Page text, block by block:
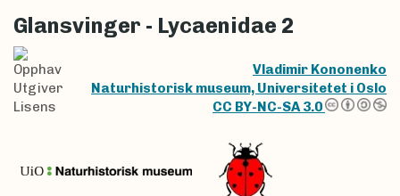
Glansvinger - Lycaenidae 2
Opphav
Vladimir Kononenko
Utgiver
Naturhistorisk museum, Universitetet i Oslo
Lisens
CC BY-NC-SA 3.0